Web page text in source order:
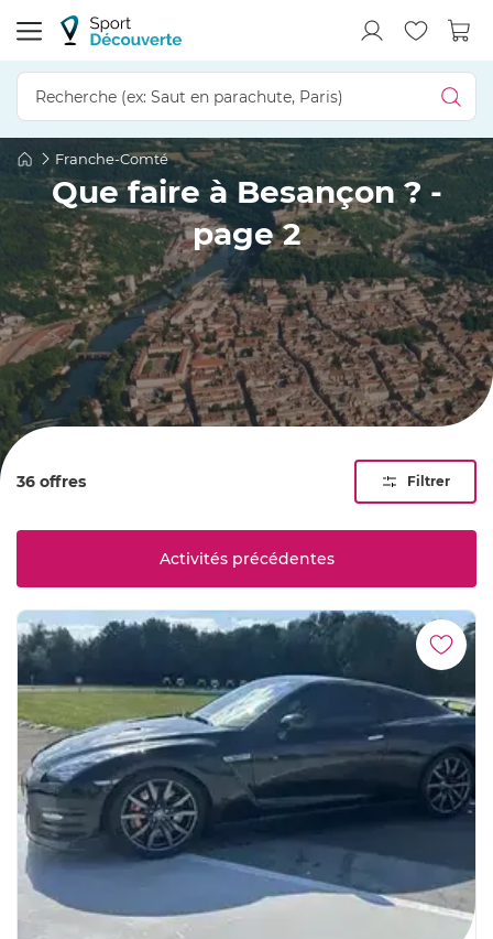
Franche-Comté
Que faire à Besançon ? -
page 2
36 offres Filtrer
Activités précédentes